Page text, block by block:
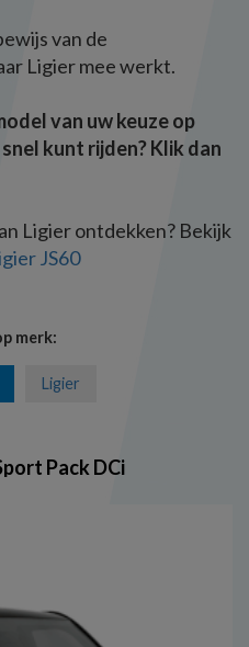
van de
Ligier mee werkt.
van uw keuze op
kunt rijden? Klik dan
Ligier ontdekken? Bekijk
JS60
merk:
Ligier
Pack DCi